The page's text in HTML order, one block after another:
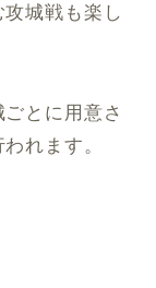
城戦も楽し
とに用意さ
れます。